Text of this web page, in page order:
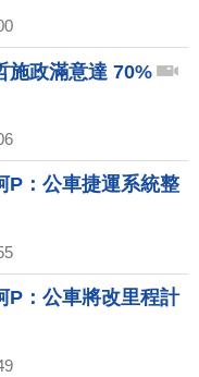
施政滿意達 70%
P：公車捷運系統整
P：公車將改里程計